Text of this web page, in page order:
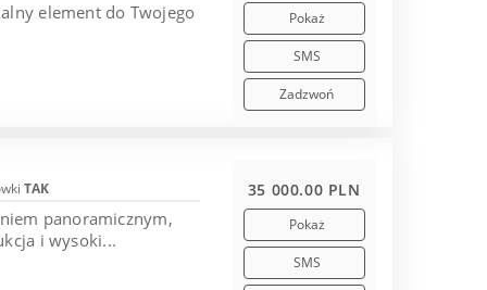
element do Twojego Pokaż
SMS
Zadzwoń
TAK
panoramicznym,
i wysoki...
35 000.00 PLN
Pokaż
SMS